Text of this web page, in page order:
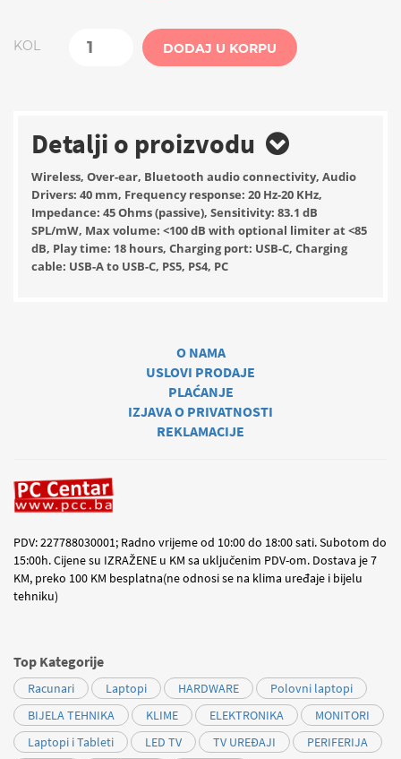
KOL DODAJ U KORPU
Detalji o proizvodu
Wireless, Over-ear, Bluetooth audio connectivity, Audio
Drivers: 40 mm, Frequency response: 20 Hz-20 KHz,
Impedance: 45 Ohms (passive), Sensitivity: 83.1 dB
SPL/mW, Max volume: <100 dB with optional limiter at <85
dB, Play time: 18 hours, Charging port: USB-C, Charging
cable: USB-A to USB-C, PS5, PS4, PC
O NAMA
USLOVI PRODAJE
PLAĆANJE
IZJAVA O PRIVATNOSTI
REKLAMACIJE
PDV: 227788030001; Radno vrijeme od 10:00 do 18:00 sati. Subotom do
15:00h. Cijene su IZRAŽENE u KM sa uključenim PDV-om. Dostava je 7
KM, preko 100 KM besplatna(ne odnosi se na klima uređaje i bijelu
tehniku)
Top Kategorije
Racunari Laptopi HARDWARE
Polovni laptopi
BIJELA TEHNIKA
KLIME ELEKTRONIKA
MONITORI
Laptopi i Tableti
LED TV TV UREĐAJI
PERIFERIJA